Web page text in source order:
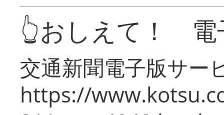
👆おしえて！ 電
交通新聞電子版サー
https://